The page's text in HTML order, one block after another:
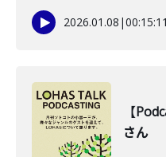
2026.01.08 |00:15:11
【
さん